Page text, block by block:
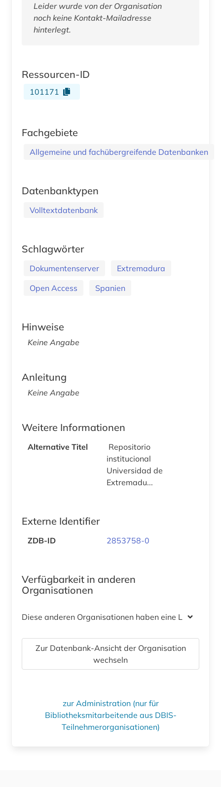
Leider wurde von der Organisation
noch keine Kontakt-Mailadresse
hinterlegt.
Ressourcen-ID
101171
Fachgebiete
Allgemeine und fachübergreifende Datenbanken
Datenbanktypen
Volltextdatenbank
Schlagwörter
Dokumentenserver
Extremadura
Open Access
Spanien
Hinweise
Keine Angabe
Anleitung
Keine Angabe
Weitere Informationen
Alternative Titel
Repositorio
institucional
Universidad de
Extremadu...
Externe Identifier
ZDB-ID 2853758-0
Verfügbarkeit in anderen
Organisationen
Diese anderen Organisationen haben eine Lizenz
Zur Datenbank-Ansicht der Organisation
wechseln
zur Administration (nur für
Bibliotheksmitarbeitende aus DBIS-
Teilnehmerorganisationen)